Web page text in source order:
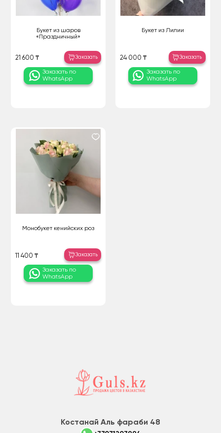
Букет из шаров
«Праздничный»
21 600 ₸ Заказать
Заказать по
WhatsApp
Букет из Лилии
24 000 ₸ Заказать
Заказать по
WhatsApp
Монобукет кенийских роз
11 400 ₸ Заказать
Заказать по
WhatsApp
Костанай Аль фараби 48